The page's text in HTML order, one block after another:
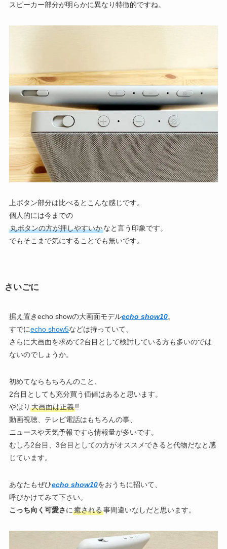
スピーカー部分が明らかに異なり特徴的ですね。
上ボタン部分は比べるとこんな感じです。
個人的には今までの
丸ボタンの方が押しやすいかなと言う印象です。
でもそこまで気にすることでも無いです。
さいごに
据え置きecho showの大画面モデルecho show10。
すでにecho show5などは持っていて、
さらに大画面を求めて2台目として検討している方も多いのでは
ないのでしょうか。
初めてならもちろんのこと、
2台目としても充分買う価値はあると思います。
やはり 大画面は正義!!
動画視聴、テレビ電話はもちろんの事、
ニュースや天気予報ですら情報量が多いです。
むしろ2台目、3台目としての方がオススメできると代物だなと感
じています。
あなたもぜひecho show10をおうちに招いて、
呼びかけてみて下さい。
こっち向く可愛さに 癒される事間違いなしだと思います。